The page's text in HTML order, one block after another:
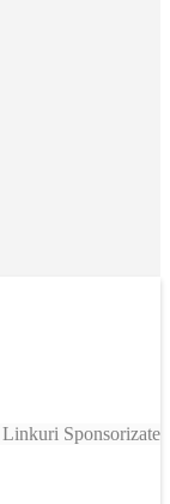
Linkuri Sponsorizate